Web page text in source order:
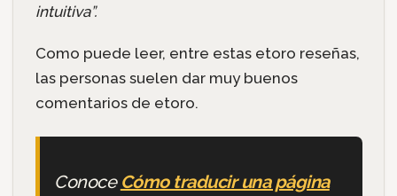
intuitiva”.
Como puede leer, entre estas etoro reseñas,
las personas suelen dar muy buenos
comentarios de etoro.
Conoce Cómo traducir una página